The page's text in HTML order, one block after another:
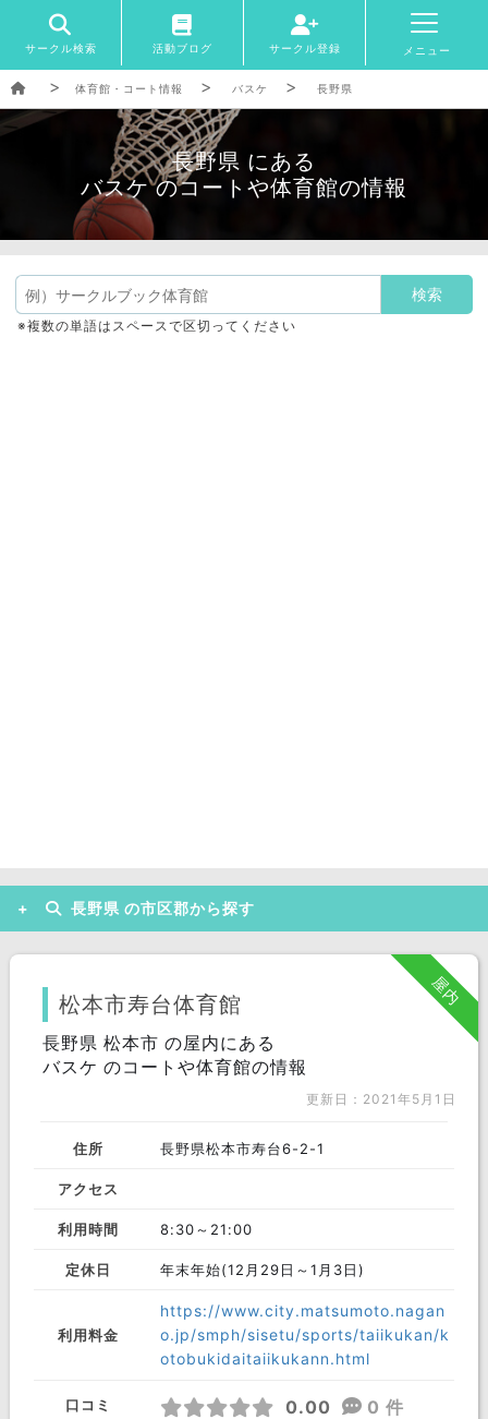
サークル検索 活動ブログ サークル登録 メニュー
体育館・コート情報 バスケ 長野県
長野県 にある
バスケ のコートや体育館の情報
※複数の単語はスペースで区切ってください
長野県 の市区郡から探す
松本市 (21) 長野市 (3) 飯山市 (1)
中野市 (1) 大町市 (1)
伊那市 駒ヶ根市
東筑摩郡 北安曇郡
下高井郡 上水内郡
下水内郡 小県郡 岡谷市
屋内
松本市寿台体育館
長野県 松本市 の屋内にある
バスケ のコートや体育館の情報
更新日：2021年5月1日
住所 長野県松本市寿台6-2-1
アクセス
利用時間 8:30～21:00
定休日 年末年始(12月29日～1月3日)
利用料金
https://www.city.matsumoto.nagan
o.jp/smph/sisetu/sports/taiikukan/k
otobukidaitaiikukann.html
口コミ 0.00 0 件